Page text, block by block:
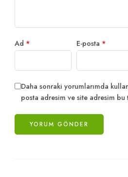
Ad * E-posta *
Daha sonraki yorumlarımda
posta adresim ve site adresim bu